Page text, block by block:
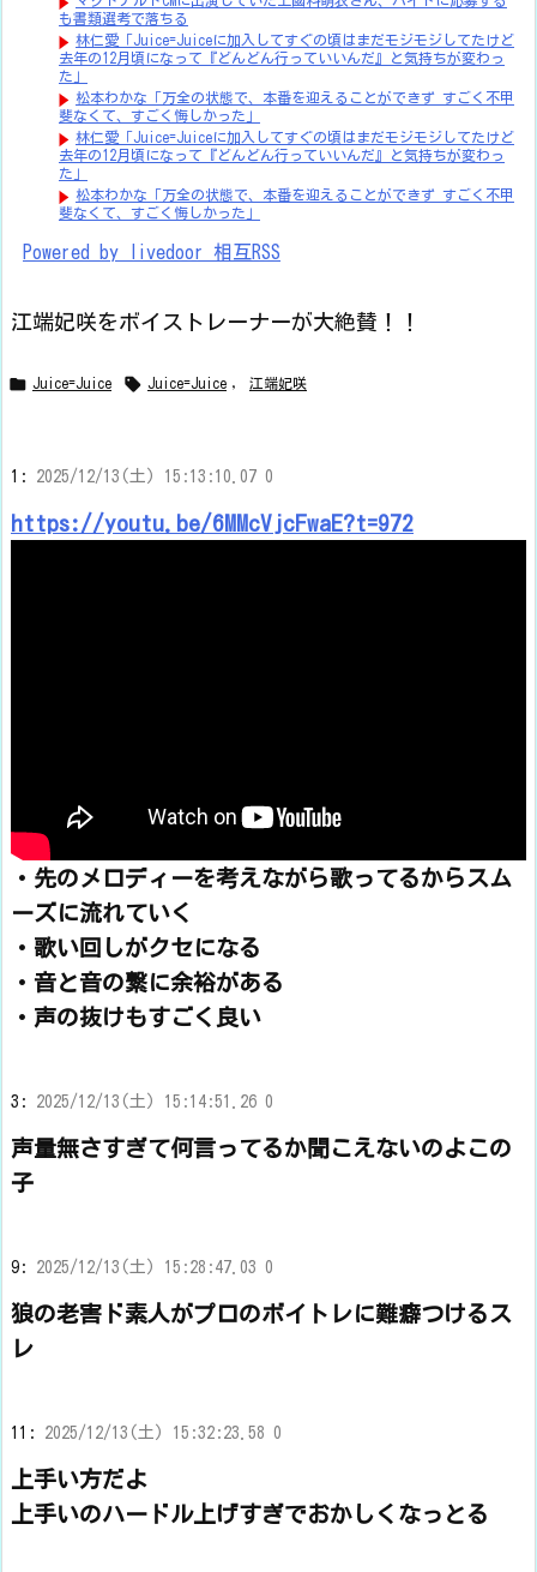
も書類選考で落ちる
林仁愛「Juice=Juiceに加入してすぐの頃はまだモジモジしてたけど
去年の12月頃になって『どんどん行っていいんだ』と気持ちが変わっ
た」
松本わかな「万全の状態で、本番を迎えることができず すごく不甲
斐なくて、すごく悔しかった」
林仁愛「Juice=Juiceに加入してすぐの頃はまだモジモジしてたけど
去年の12月頃になって『どんどん行っていいんだ』と気持ちが変わっ
た」
松本わかな「万全の状態で、本番を迎えることができず すごく不甲
斐なくて、すごく悔しかった」
Powered by livedoor 相互RSS
江端妃咲をボイストレーナーが大絶賛！！
 Juice=Juice  Juice=Juice , 江端妃咲
1: 2025/12/13(土) 15:13:10.07 0
https://youtu.be/6MMcVjcFwaE?t=972
・先のメロディーを考えながら歌ってるからスム
ーズに流れていく
・歌い回しがクセになる
・音と音の繋に余裕がある
・声の抜けもすごく良い
3: 2025/12/13(土) 15:14:51.26 0
声量無さすぎて何言ってるか聞こえないのよこの
子
9: 2025/12/13(土) 15:28:47.03 0
狼の老害ド素人がプロのボイトレに難癖つけるス
レ
11: 2025/12/13(土) 15:32:23.58 0
上手い方だよ
上手いのハードル上げすぎでおかしくなっとる